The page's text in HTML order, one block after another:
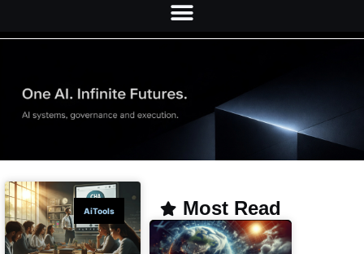
AiTools Most Read